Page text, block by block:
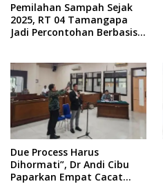
Pemilahan Sampah Sejak
2025, RT 04 Tamangapa
Jadi Percontohan Berbasis
Due Process Harus
Dihormati”, Dr Andi Cibu
Paparkan Empat Cacat